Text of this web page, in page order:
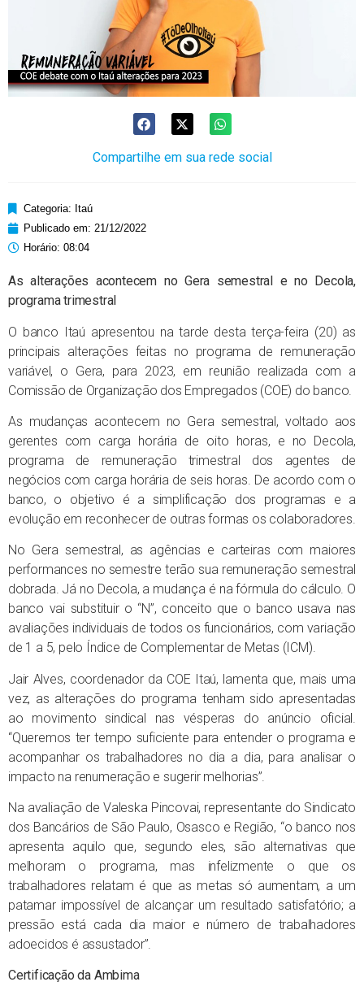
Compartilhe em sua rede social
Categoria: Itaú
Publicado em: 21/12/2022
Horário: 08:04
As alterações acontecem no Gera semestral e no Decola,
programa trimestral
O banco Itaú apresentou na tarde desta terça-feira (20) as
principais alterações feitas no programa de remuneração
variável, o Gera, para 2023, em reunião realizada com a
Comissão de Organização dos Empregados (COE) do banco.
As mudanças acontecem no Gera semestral, voltado aos
gerentes com carga horária de oito horas, e no Decola,
programa de remuneração trimestral dos agentes de
negócios com carga horária de seis horas. De acordo com o
banco, o objetivo é a simplificação dos programas e a
evolução em reconhecer de outras formas os colaboradores.
No Gera semestral, as agências e carteiras com maiores
performances no semestre terão sua remuneração semestral
dobrada. Já no Decola, a mudança é na fórmula do cálculo. O
banco vai substituir o “N”, conceito que o banco usava nas
avaliações individuais de todos os funcionários, com variação
de 1 a 5, pelo Índice de Complementar de Metas (ICM).
Jair Alves, coordenador da COE Itaú, lamenta que, mais uma
vez, as alterações do programa tenham sido apresentadas
ao movimento sindical nas vésperas do anúncio oficial.
“Queremos ter tempo suficiente para entender o programa e
acompanhar os trabalhadores no dia a dia, para analisar o
impacto na renumeração e sugerir melhorias”.
Na avaliação de Valeska Pincovai, representante do Sindicato
dos Bancários de São Paulo, Osasco e Região, “o banco nos
apresenta aquilo que, segundo eles, são alternativas que
melhoram o programa, mas infelizmente o que os
trabalhadores relatam é que as metas só aumentam, a um
patamar impossível de alcançar um resultado satisfatório; a
pressão está cada dia maior e número de trabalhadores
adoecidos é assustador”.
Certificação da Ambima